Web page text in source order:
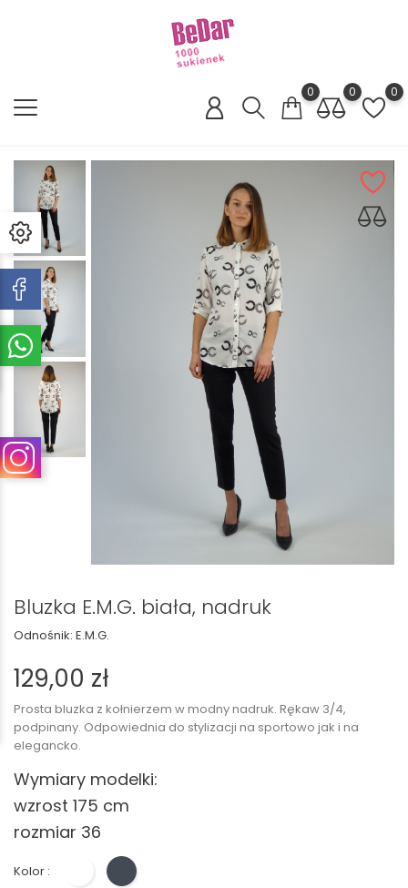
0 0 0
Bluzka E.M.G. biała, nadruk
Odnośnik: E.M.G.
129,00 zł
Prosta bluzka z kołnierzem w modny nadruk. Rękaw 3/4,
podpinany. Odpowiednia do stylizacji na sportowo jak i na
elegancko.
Wymiary modelki:
wzrost 175 cm
rozmiar 36
Kolor : Biały Czarny